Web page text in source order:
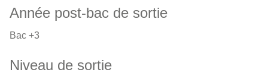
Année post-bac de sortie
Bac +3
Niveau de sortie